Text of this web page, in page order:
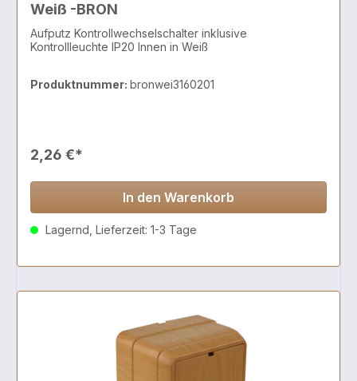
Weiß -BRON
Aufputz Kontrollwechselschalter inklusive
Kontrollleuchte IP20 Innen in Weiß
Produktnummer: bronwei3160201
2,26 €*
In den Warenkorb
Lagernd, Lieferzeit: 1-3 Tage